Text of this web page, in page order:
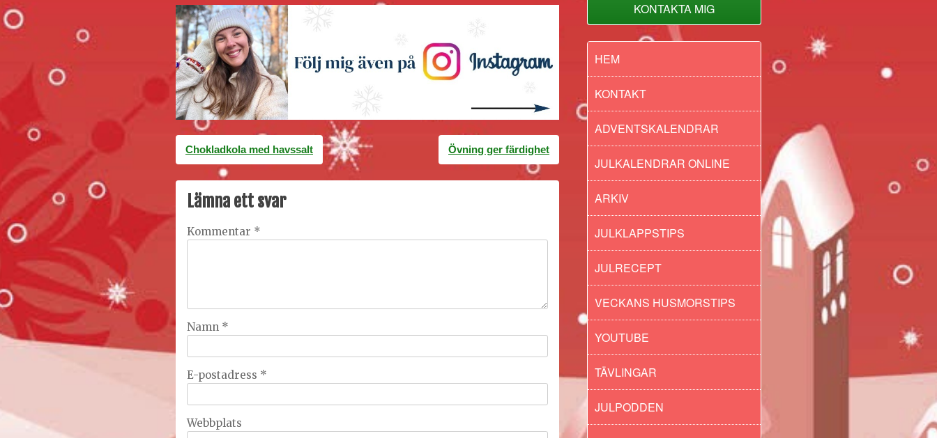
Inläggsnavigering
Chokladkola med havssalt Övning ger färdighet
Lämna ett svar
Kommentar *
Namn *
E-postadress *
Webbplats
KONTAKTA MIG
HEM
KONTAKT
ADVENTSKALENDRAR
JULKALENDRAR ONLINE
ARKIV
JULKLAPPSTIPS
JULRECEPT
VECKANS HUSMORSTIPS
YOUTUBE
TÄVLINGAR
JULPODDEN